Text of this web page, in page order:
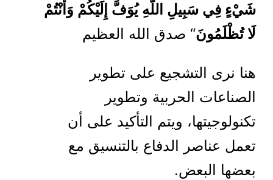
شَيْءٍ فِي سَبِيلِ اللَّهِ يُوَفَّ إِلَيْكُمْ وَأَنْتُمْ
لَا تُظْلَمُونَ“ صدق الله العظيم
هنا نرى التشجيع على تطوير
الصناعات الحربية وتطوير
تكنولوجيتها، ويتم التأكيد على أن
تعمل عناصر الدفاع بالتنسيق مع
بعضها البعض.